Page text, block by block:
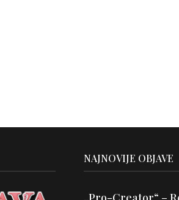
NAJNOVIJE OBJAVE